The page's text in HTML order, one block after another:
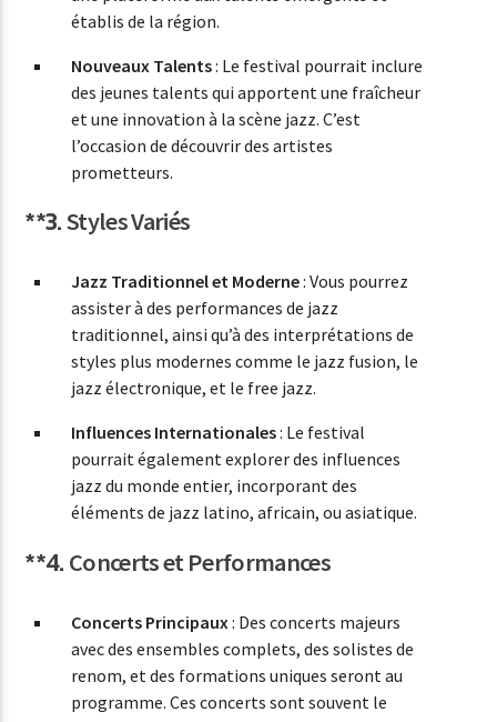
établis de la région.
Nouveaux Talents: Le festival pourrait inclure
des jeunes talents qui apportent une fraîcheur
et une innovation à la scène jazz. C’est
l’occasion de découvrir des artistes
prometteurs.
**3.Styles Variés
Jazz Traditionnel et Moderne: Vous pourrez
assister à des performances de jazz
traditionnel, ainsi qu’à des interprétations de
styles plus modernes comme le jazz fusion, le
jazz électronique, et le free jazz.
Influences Internationales: Le festival
pourrait également explorer des influences
jazz du monde entier, incorporant des
éléments de jazz latino, africain, ou asiatique.
**4. Concerts et Performances
Concerts Principaux: Des concerts majeurs
avec des ensembles complets, des solistes de
renom, et des formations uniques seront au
programme. Ces concerts sont souvent le